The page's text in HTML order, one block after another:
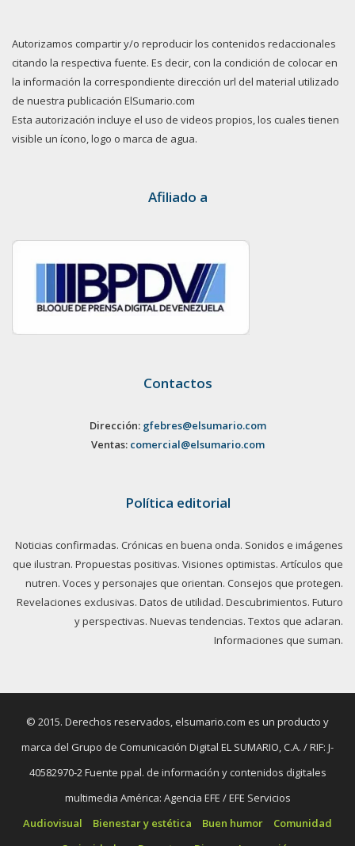
Autorizamos compartir y/o reproducir los contenidos redaccionales
citando la respectiva fuente. Es decir, con la condición de colocar en
la información la correspondiente dirección url del material utilizado
de nuestra publicación ElSumario.com
Esta autorización incluye el uso de videos propios, los cuales tienen
visible un ícono, logo o marca de agua.
Afiliado a
Contactos
Dirección: gfebres@elsumario.com
Ventas: comercial@elsumario.com
Política editorial
Noticias confirmadas. Crónicas en buena onda. Sonidos e imágenes
que ilustran. Propuestas positivas. Visiones optimistas. Artículos que
nutren. Voces y personajes que orientan. Consejos que protegen.
Revelaciones exclusivas. Datos de utilidad. Descubrimientos. Futuro
y perspectivas. Nuevas tendencias. Textos que aclaran.
Informaciones que suman.
© 2015. Derechos reservados, elsumario.com es un producto y
marca del Grupo de Comunicación Digital EL SUMARIO, C.A. / RIF: J-
40582970-2 Fuente ppal. de información y contenidos digitales
multimedia América: Agencia EFE / EFE Servicios
Audiovisual
Bienestar y estética Buen humor
Comunidad